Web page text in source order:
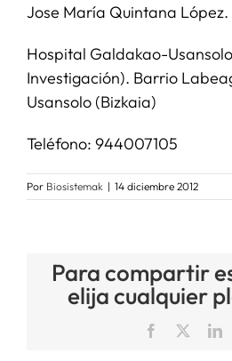
Jose María Quintana López.
Hospital Galdakao-
Investigación). Barrio
Usansolo (Bizkaia)
Teléfono: 944007105
Por Biosistemak | 14 diciembre 2012
Para compartir
elija cualquier
Facebook